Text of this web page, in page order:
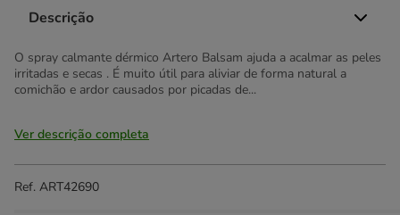
Descrição
O spray calmante dérmico Artero Balsam ajuda a acalmar as peles
irritadas e secas . É muito útil para aliviar de forma natural a
comichão e ardor causados por picadas de...
Ver descrição completa
Ref. ART42690